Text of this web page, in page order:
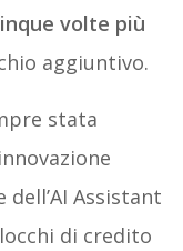
volte più
aggiuntivo.
stata
Assistant
di credito